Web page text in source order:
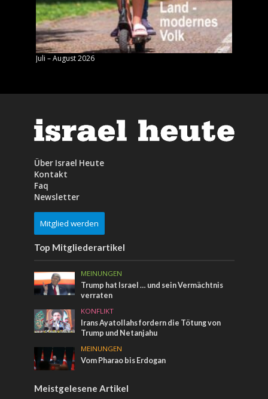
Juli – August 2026
Über Israel Heute
Kontakt
Faq
Newsletter
Mitglied werden
Top Mitgliederartikel
MEINUNGEN
Trump hat Israel … und sein Vermächtnis
verraten
KONFLIKT
Irans Ayatollahs fordern die Tötung von
Trump und Netanjahu
MEINUNGEN
Vom Pharao bis Erdogan
Meistgelesene Artikel